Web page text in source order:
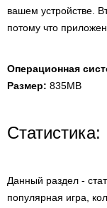
вашем устройстве.
потому что
Операционная
Размер: 835MB
Статистика:
Данный раздел -
популярная игра,